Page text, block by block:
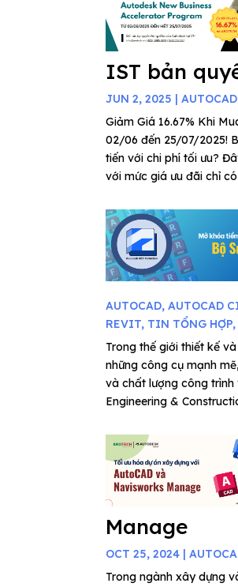
IST bản
JUN 2, 2025 |AUTOCAD
Giảm Giá 16.67% Khi
02/06 đến 25/07/2025!
tiến với chi phí tối ưu?
với mức giá ưu đãi chỉ
AUTOCAD,AUTOCAD
REVIT, TIN TỔNG HỢP,
Trong thế giới thiết kế
những công cụ mạnh
và chất lượng công trình
Engineering &
Manage
OCT 25, 2024 |
Trong ngành xây dựng